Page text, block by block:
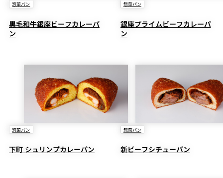
惣菜パン
黒毛和牛銀座ビーフカレーパ
ン
惣菜パン
銀座プライムビーフカレーパ
ン
惣菜パン
下町 シュリンプカレーパン
惣菜パン
新ビーフシチューパン